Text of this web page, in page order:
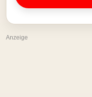
Anzeige